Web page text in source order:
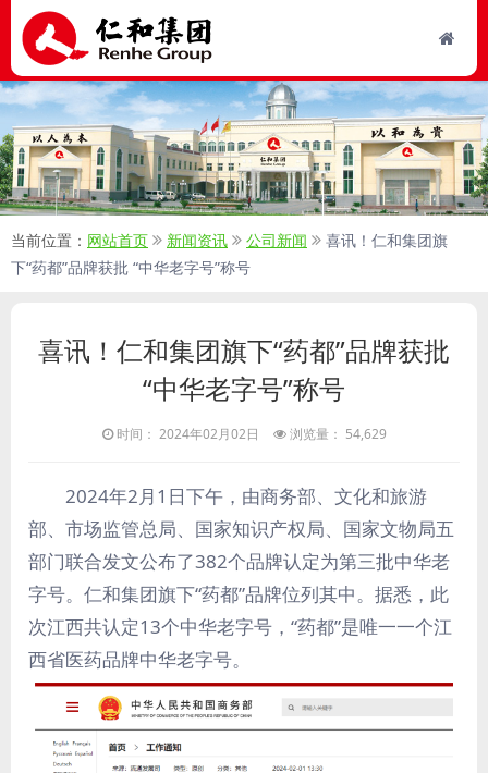
当前位置： 网站首页 新闻资讯 公司新闻
喜讯！仁和集团旗
下“药都”品牌获批 “中华老字号”称号
喜讯！仁和集团旗下“药都”品牌获批
“中华老字号”称号
时间： 2024年02月02日 浏览量： 54,629
2024年2月1日下午，由商务部、文化和旅游
部、市场监管总局、国家知识产权局、国家文物局五
部门联合发文公布了382个品牌认定为第三批中华老
字号。仁和集团旗下“药都”品牌位列其中。据悉，此
次江西共认定13个中华老字号，“药都”是唯一一个江
西省医药品牌中华老字号。